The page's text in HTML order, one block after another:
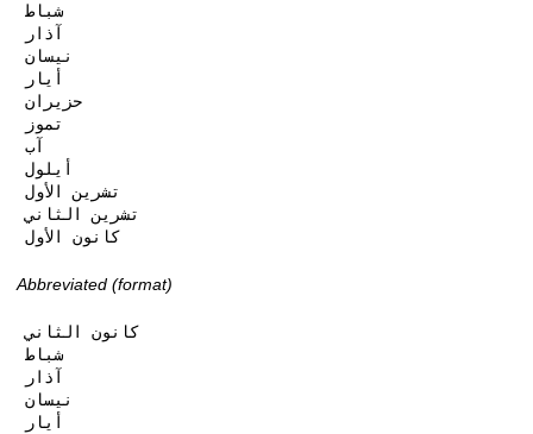
شباط
آذار
نيسان
أيار
حزيران
تموز
آب
أيلول
تشرين الأول
تشرين الثاني
كانون الأول
Abbreviated (format)
كانون الثاني
شباط
آذار
نيسان
أيار